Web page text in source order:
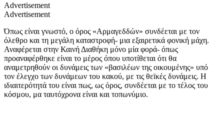
Advertisement
Advertisement
Όπως είναι γνωστό, ο όρος «Αρμαγεδδών» συνδέεται με τον
όλεθρο και τη μεγάλη καταστροφή- μια εξαιρετικά φονική μάχη.
Αναφέρεται στην Καινή Διαθήκη μόνο μία φορά- όπως
προαναφέρθηκε είναι το μέρος όπου υποτίθεται ότι θα
αναμετρηθούν οι δυνάμεις των «βασιλέων της οικουμένης» υπό
τον έλεγχο των δυνάμεων του κακού, με τις θεϊκές δυνάμεις. Η
ιδιαιτερότητά του είναι πως, ως όρος, συνδέεται με το τέλος του
κόσμου, μα ταυτόχρονα είναι και τοπωνύμιο.